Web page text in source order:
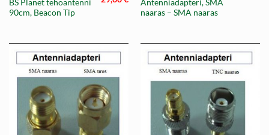
BS Planet tehoantenni
90cm, Beacon Tip
hinta
hintaAntenniadapteri, SMA
naaras – SMA naaras